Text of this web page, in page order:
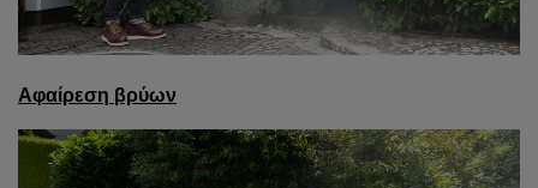
Αφαίρεση βρύων